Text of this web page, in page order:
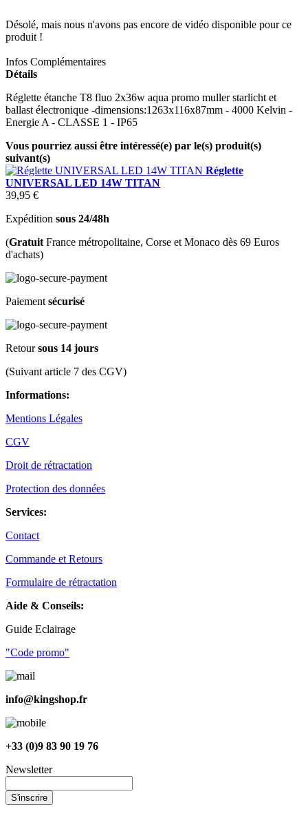
Désolé, mais nous n'avons pas encore de vidéo disponible pour ce
produit !
Infos Complémentaires
Détails
Réglette étanche T8 fluo 2x36w aqua promo muller starlicht et
ballast électronique -dimensions:1263x116x87mm - 4000 Kelvin -
Energie A - CLASSE 1 - IP65
Vous pourriez aussi être intéressé(e) par le(s) produit(s)
suivant(s)
Réglette
UNIVERSAL LED 14W TITAN
39,95 €
Expédition sous 24/48h
(Gratuit France métropolitaine, Corse et Monaco dès 69 Euros
d'achats)
Paiement sécurisé
Retoursous 14 jours
(Suivant article 7 des CGV)
Informations:
Mentions Légales
CGV
Droit de rétractation
Protection des données
Services:
Contact
Commande et Retours
Formulaire de rétractation
Aide & Conseils:
Guide Eclairage
"Code promo"
info@kingshop.fr
+33 (0)9 83 90 19 76
Newsletter
S'inscrire